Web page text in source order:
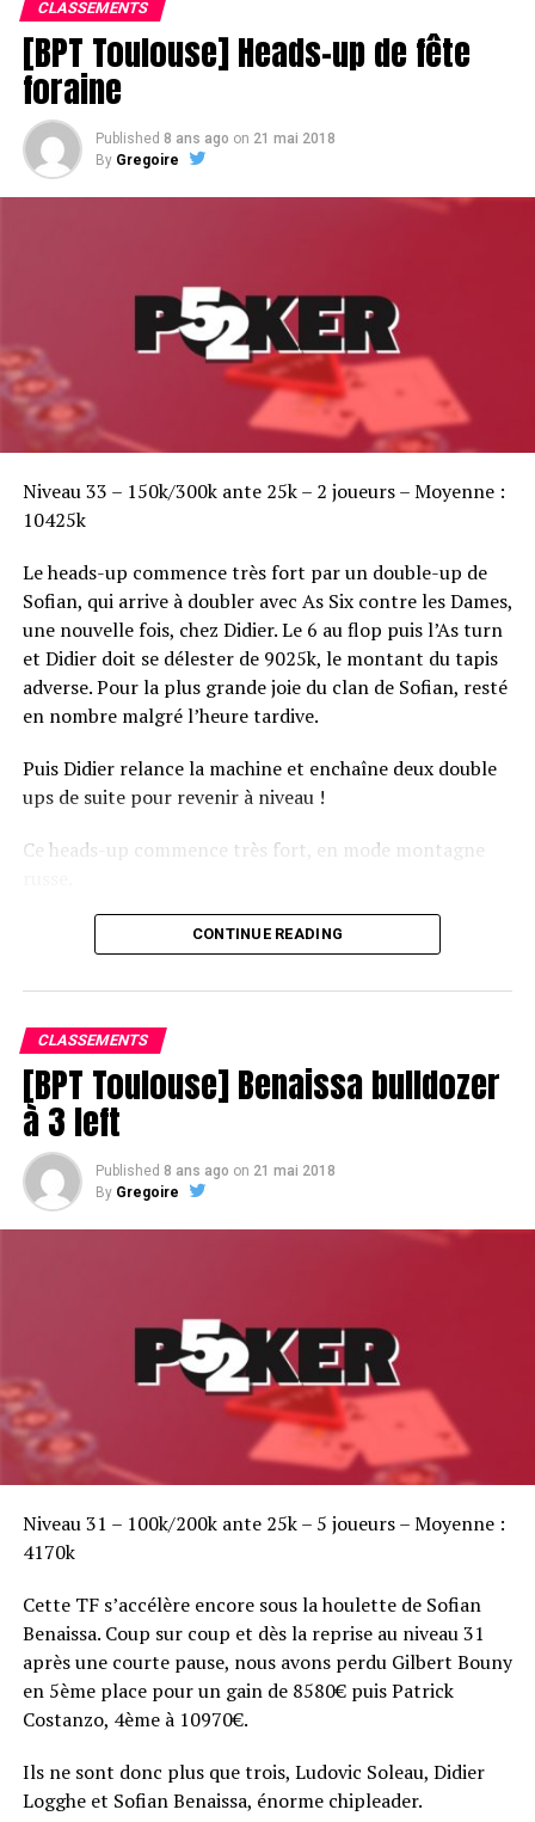
CLASSEMENTS
[BPT Toulouse] Heads-up de fête
foraine
Published 8 ans ago on 21 mai 2018
By Gregoire
Niveau 33 – 150k/300k ante 25k – 2 joueurs – Moyenne :
10425k
Le heads-up commence très fort par un double-up de
Sofian, qui arrive à doubler avec As Six contre les Dames,
une nouvelle fois, chez Didier. Le 6 au flop puis l’As turn
et Didier doit se délester de 9025k, le montant du tapis
adverse. Pour la plus grande joie du clan de Sofian, resté
en nombre malgré l’heure tardive.
Puis Didier relance la machine et enchaîne deux double
ups de suite pour revenir à niveau !
Ce heads-up commence très fort, en mode montagne
Le champagne va réchauffer si les deux finalistes ne se décident pas !
CONTINUE READING
CLASSEMENTS
[BPT Toulouse] Benaissa bulldozer
à 3 left
Published 8 ans ago on 21 mai 2018
By Gregoire
Niveau 31 – 100k/200k ante 25k – 5 joueurs – Moyenne :
4170k
Cette TF s’accélère encore sous la houlette de Sofian
Benaissa. Coup sur coup et dès la reprise au niveau 31
après une courte pause, nous avons perdu Gilbert Bouny
en 5ème place pour un gain de 8580€ puis Patrick
Costanzo, 4ème à 10970€.
Ils ne sont donc plus que trois, Ludovic Soleau, Didier
Logghe et Sofian Benaissa, énorme chipleader.